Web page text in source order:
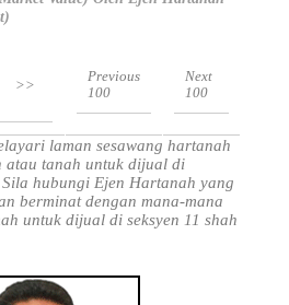
>>
Previous
100
Next
100
laman sesawang hartanah
atau tanah untuk dijual di
Sila hubungi Ejen Hartanah yang
berminat dengan mana-mana
untuk dijual di seksyen 11 shah